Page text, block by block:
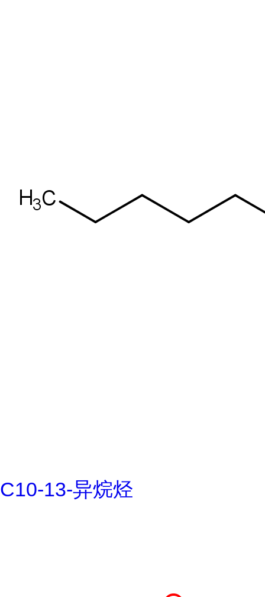
C10-13-异烷烃